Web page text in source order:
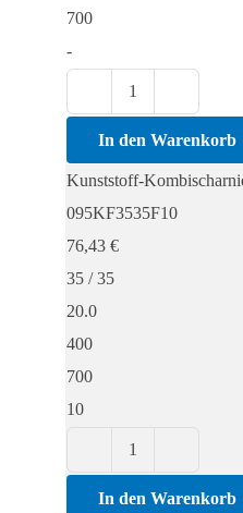
700
-
Kombischarnier
25
In den Warenkorb
Kunststoff-
095KF3535F10
76,43 €
35 / 35
20.0
400
700
10
Kombischarnier
In den Warenkorb